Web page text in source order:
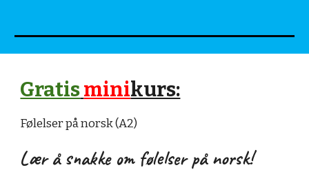
Gratisminikurs:
Følelser på norsk (A2)
Lær å snakke om følelser på norsk!